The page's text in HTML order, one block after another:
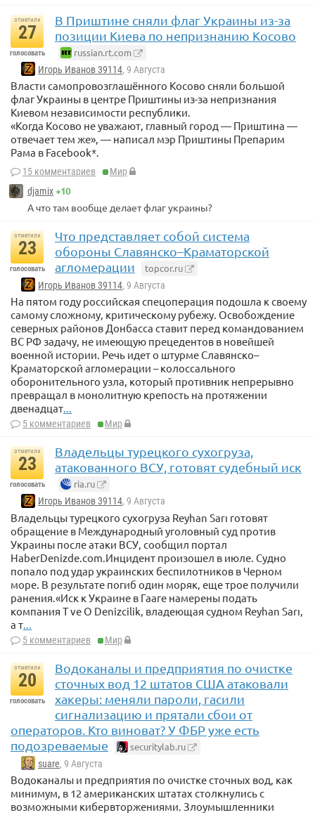
отметили
27
голосовать
В Приштине сняли флаг Украины из-за
позиции Киева по непризнанию Косово
russian.rt.com
Игорь Иванов 39114, 9 Августа
Власти самопровозглашённого Косово сняли большой
флаг Украины в центре Приштины из-за непризнания
Киевом независимости республики.
«Когда Косово не уважают, главный город — Приштина —
отвечает тем же», — написал мэр Приштины Препарим
Рама в Facebook*.
15 комментариев
Мир
djamix+10
А что там вообще делает флаг украины?
отметили
23
голосовать
Что представляет собой система
обороны Славянско–Краматорской
агломерации
topcor.ru
Игорь Иванов 39114, 9 Августа
На пятом году российская спецоперация подошла к своему
самому сложному, критическому рубежу. Освобождение
северных районов Донбасса ставит перед командованием
ВС РФ задачу, не имеющую прецедентов в новейшей
военной истории. Речь идет о штурме Славянско–
Краматорской агломерации – колоссального
оборонительного узла, который противник непрерывно
превращал в монолитную крепость на протяжении
двенадцат...
5 комментариев Мир
отметили
23
голосовать
Владельцы турецкого сухогруза,
атакованного ВСУ, готовят судебный иск
ria.ru
Игорь Иванов 39114, 9 Августа
Владельцы турецкого сухогруза Reyhan Sarı готовят
обращение в Международный уголовный суд против
Украины после атаки ВСУ, сообщил портал
HaberDenizde.com.Инцидент произошел в июле. Судно
попало под удар украинских беспилотников в Черном
море. В результате погиб один моряк, еще трое получили
ранения.«Иск к Украине в Гааге намерены подать
компания T ve O Denizcilik, владеющая судном Reyhan Sarı,
а т
5 комментариев Мир
отметили
20
голосовать
Водоканалы и предприятия по очистке
сточных вод 12 штатов США атаковали
хакеры: меняли пароли, гасили
сигнализацию и прятали сбои от
операторов. Кто виноват? У ФБР уже есть
подозреваемые
securitylab.ru
suare, 9 Августа
Водоканалы и предприятия по очистке сточных вод, как
минимум, в 12 американских штатах столкнулись с
возможными кибервторжениями. Злоумышленники